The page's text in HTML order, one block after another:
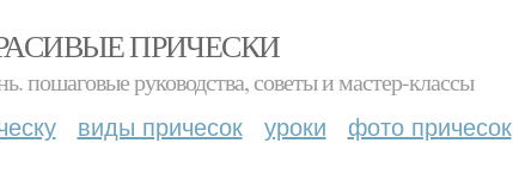
ПРИЧЕСКИ
пошаговые руководства, советы и мастер-классы
виды причесок уроки фото причесок